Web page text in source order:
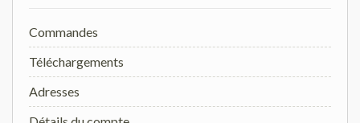
Commandes
Téléchargements
Adresses